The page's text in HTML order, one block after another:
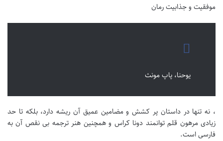
موفقیت و جذابیت رمان
یوحنا، پاپ مونث
، نه تنها در داستان پر کشش و مضامین عمیق آن ریشه دارد، بلکه تا حد
زیادی مرهون قلم توانمند دونا کراس و همچنین هنر ترجمه بی نقص آن به
فارسی است.